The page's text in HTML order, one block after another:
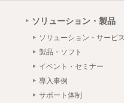
ソリューション・製品
ソリューション・サービス
製品・ソフト
イベント・セミナー
導入事例
サポート体制